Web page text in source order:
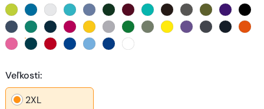
Veľkosti:
2XL